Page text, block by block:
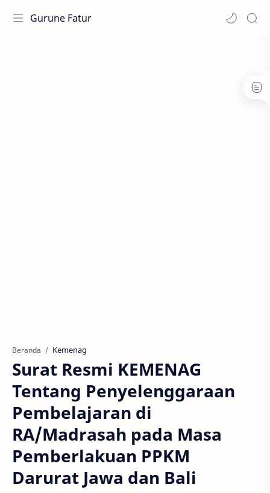
Gurune Fatur
Beranda Kemenag
Surat Resmi KEMENAG
Tentang Penyelenggaraan
Pembelajaran di
RA/Madrasah pada Masa
Pemberlakuan PPKM
Darurat Jawa dan Bali